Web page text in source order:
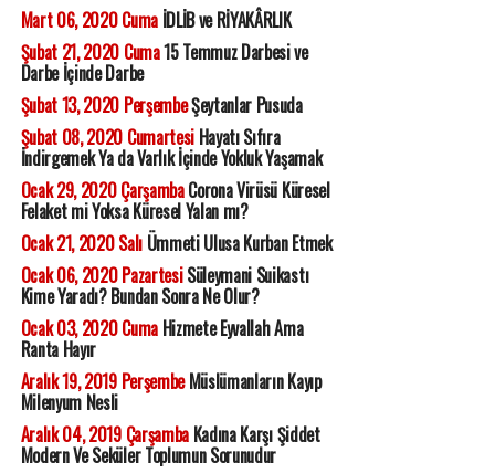
Mart 06, 2020 CumaİDLİB ve RİYAKÂRLIK
Şubat 21, 2020 Cuma15 Temmuz Darbesi ve
Darbe İçinde Darbe
Şubat 13, 2020 PerşembeŞeytanlar Pusuda
Şubat 08, 2020 CumartesiHayatı Sıfıra
İndirgemek Ya da Varlık İçinde Yokluk Yaşamak
Ocak 29, 2020 ÇarşambaCorona Virüsü Küresel
Felaket mi Yoksa Küresel Yalan mı?
Ocak 21, 2020 SalıÜmmeti Ulusa Kurban Etmek
Ocak 06, 2020 PazartesiSüleymani Suikastı
Kime Yaradı? Bundan Sonra Ne Olur?
Ocak 03, 2020 CumaHizmete Eyvallah Ama
Ranta Hayır
Aralık 19, 2019 PerşembeMüslümanların Kayıp
Milenyum Nesli
Aralık 04, 2019 ÇarşambaKadına Karşı Şiddet
Modern Ve Seküler Toplumun Sorunudur